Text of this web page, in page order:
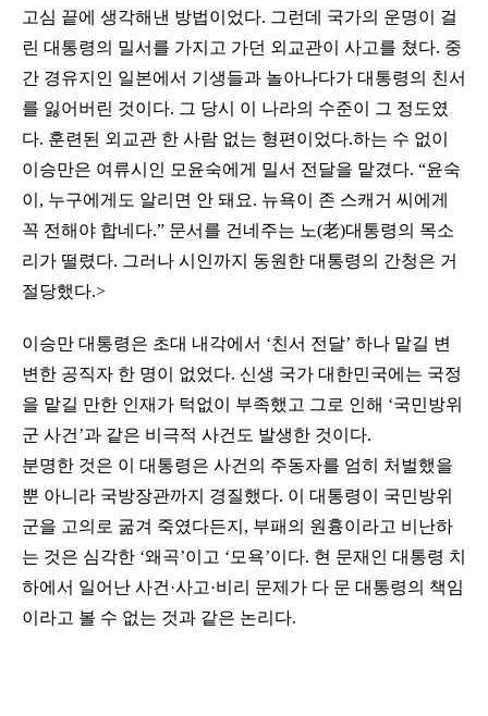
고심 끝에 생각해낸 방법이었다. 그런데 국가의 운명이 걸
린 대통령의 밀서를 가지고 가던 외교관이 사고를 쳤다. 중
간 경유지인 일본에서 기생들과 놀아나다가 대통령의 친서
를 잃어버린 것이다. 그 당시 이 나라의 수준이 그 정도였
다. 훈련된 외교관 한 사람 없는 형편이었다.하는 수 없이
이승만은 여류시인 모윤숙에게 밀서 전달을 맡겼다. “윤숙
이, 누구에게도 알리면 안 돼요. 뉴욕이 존 스캐거 씨에게
꼭 전해야 합네다.” 문서를 건네주는 노(老)대통령의 목소
리가 떨렸다. 그러나 시인까지 동원한 대통령의 간청은 거
절당했다.>
이승만 대통령은 초대 내각에서 ‘친서 전달’ 하나 맡길 변
변한 공직자 한 명이 없었다. 신생 국가 대한민국에는 국정
을 맡길 만한 인재가 턱없이 부족했고 그로 인해 ‘국민방위
군 사건’과 같은 비극적 사건도 발생한 것이다.
분명한 것은 이 대통령은 사건의 주동자를 엄히 처벌했을
뿐 아니라 국방장관까지 경질했다. 이 대통령이 국민방위
군을 고의로 굶겨 죽였다든지, 부패의 원흉이라고 비난하
는 것은 심각한 ‘왜곡’이고 ‘모욕’이다. 현 문재인 대통령 치
하에서 일어난 사건·사고·비리 문제가 다 문 대통령의 책임
이라고 볼 수 없는 것과 같은 논리다.